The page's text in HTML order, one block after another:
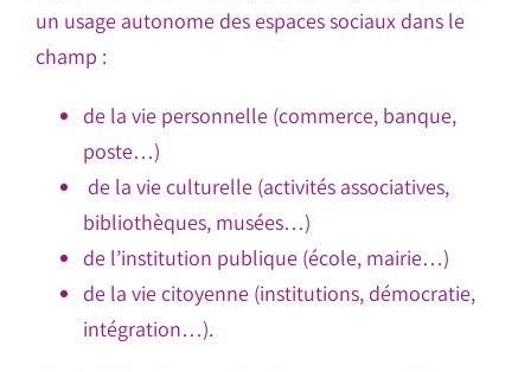
un usage autonome des espaces sociaux dans le
champ :
de la vie personnelle (commerce, banque,
poste…)
de la vie culturelle (activités associatives,
bibliothèques, musées…)
de l’institution publique (école, mairie…)
de la vie citoyenne (institutions, démocratie,
intégration…).